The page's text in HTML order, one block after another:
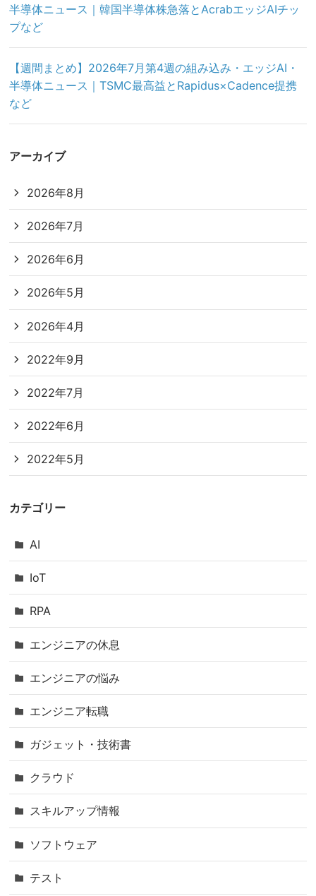
半導体ニュース｜韓国半導体株急落とAcrabエッジAIチッ
プなど
【週間まとめ】2026年7月第4週の組み込み・エッジAI・
半導体ニュース｜TSMC最高益とRapidus×Cadence提携
など
アーカイブ
2026年8月
2026年7月
2026年6月
2026年5月
2026年4月
2022年9月
2022年7月
2022年6月
2022年5月
カテゴリー
AI
IoT
RPA
エンジニアの休息
エンジニアの悩み
エンジニア転職
ガジェット・技術書
クラウド
スキルアップ情報
ソフトウェア
テスト